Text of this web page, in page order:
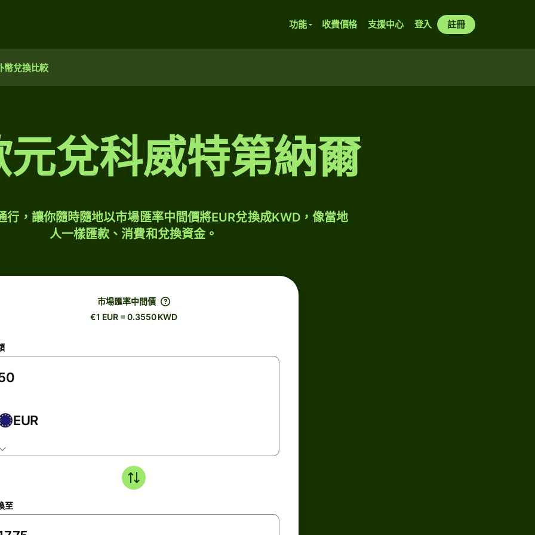
功能 收費價格 支援中心 登入 註冊
幣兌換比較
兌科威特第納爾
行，讓你隨時隨地以市場匯率中間價將EUR兌換成KWD，像當地
人一樣匯款、消費和兌換資金。
市場匯率中間價
€1 EUR = 0.3550 KWD
EUR
至